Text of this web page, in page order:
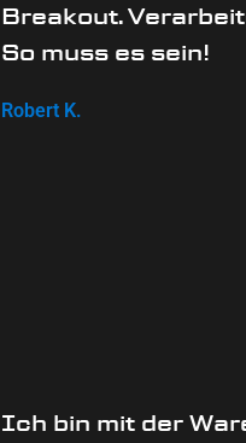
Breakout.
So muss es sein!
Robert K.
Ich bin mit der